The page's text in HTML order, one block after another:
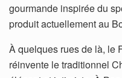
gourmande inspirée du
produit actuellement au
À quelques rues de là, le
réinvente le traditionnel